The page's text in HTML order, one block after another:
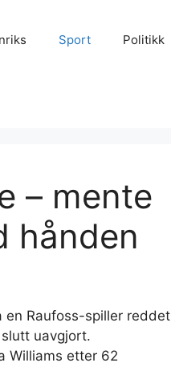
Sport Politikk
– mente
hånden
en Raufoss-spiller reddet
uavgjort.
Williams etter 62